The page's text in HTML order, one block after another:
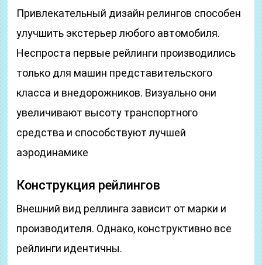
Привлекательный дизайн релингов способен
улучшить экстерьер любого автомобиля.
Неспроста первые рейлинги производились
только для машин представительского
класса и внедорожников. Визуально они
увеличивают высоту транспортного
средства и способствуют лучшей
аэродинамике
Конструкция рейлингов
Внешний вид реллинга зависит от марки и
производителя. Однако, конструктивно все
рейлинги идентичны.